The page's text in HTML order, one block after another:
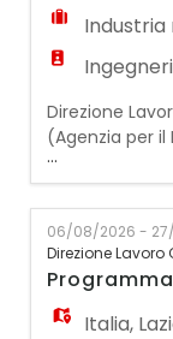
lavoro
il
CV
Login
Direzione
(Agenzia per il
21/01/2019)
operante nel
OPERATORE
sulla linea di
dell'acciaio e
meccaniche
CNC.
...
06/08/2026 -
Direzione Lavoro
Italia,